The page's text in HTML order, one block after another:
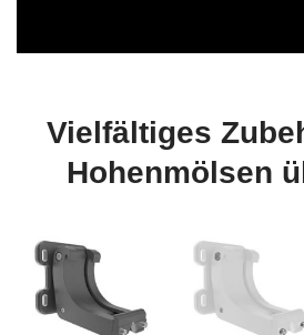
Vielfältiges
Hohenmölsen